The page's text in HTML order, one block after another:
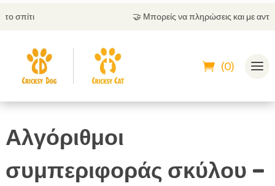
Μπορείς να πληρώσεις και με αντικαταβολή
(0)
Αλγόριθμοι
συμπεριφοράς σκύλου –